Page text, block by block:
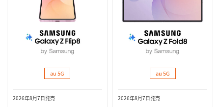
au 5G
2026年8月7日発売
au 5G
2026年8月7日発売